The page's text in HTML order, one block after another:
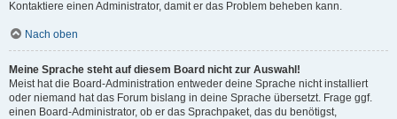
Kontaktiere einen Administrator, damit er das Problem beheben kann.
Nach oben
Meine Sprache steht auf diesem Board nicht zur Auswahl!
Meist hat die Board-Administration entweder deine Sprache nicht installiert
oder niemand hat das Forum bislang in deine Sprache übersetzt. Frage ggf.
einen Board-Administrator, ob er das Sprachpaket, das du benötigst,